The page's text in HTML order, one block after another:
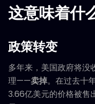
这意味着什
政策转变
多年来，美国政府将没
理——卖掉。在过去十
3.66亿美元的价格被售